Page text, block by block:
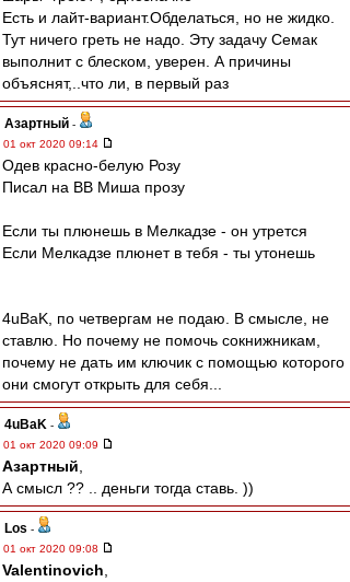
Есть и лайт-вариант.Обделаться, но не жидко.
Тут ничего греть не надо. Эту задачу Семак
выполнит с блеском, уверен. А причины
объяснят,..что ли, в первый раз
Азартный -
01 окт 2020 09:14
Одев красно-белую Розу
Писал на ВВ Миша прозу
Если ты плюнешь в Мелкадзе - он утрется
Если Мелкадзе плюнет в тебя - ты утонешь
4uBaK, по четвергам не подаю. В смысле, не
ставлю. Но почему не помочь сокнижникам,
почему не дать им ключик с помощью которого
они смогут открыть для себя...
4uBaK -
01 окт 2020 09:09
Азартный
А смысл ?? .. деньги тогда ставь. ))
Los -
01 окт 2020 09:08
Valentinovich